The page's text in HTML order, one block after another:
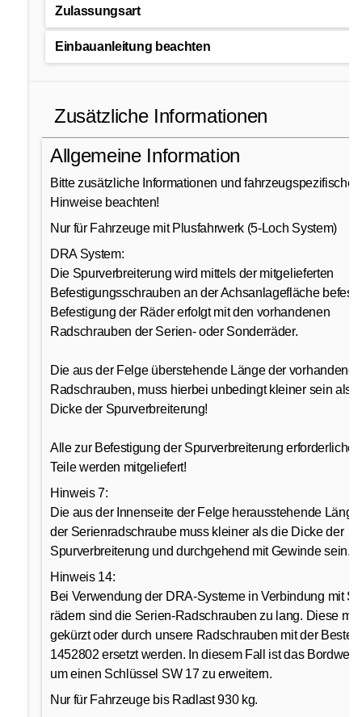
Zulassungsart
Einbauanleitung beachten
Zusätzliche Informationen
Allgemeine Information
Bitte zusätzliche Informationen und fahrzeugspezifische
Hinweise beachten!
Nur für Fahrzeuge mit Plusfahrwerk (5-Loch System)
DRA System:
Die Spurverbreiterung wird mittels der mitgelieferten
Befestigungsschrauben an der Achsanlagefläche
Befestigung der Räder erfolgt mit den vorhandenen
Radschrauben der Serien- oder Sonderräder.
Die aus der Felge überstehende Länge der vorhandenen
Radschrauben, muss hierbei unbedingt kleiner sein als
Dicke der Spurverbreiterung!
Alle zur Befestigung der Spurverbreiterung erforderlichen
Teile werden mitgeliefert!
Hinweis 7:
Die aus der Innenseite der Felge herausstehende Länge
der Serienradschraube muss kleiner als die Dicke der
Spurverbreiterung und durchgehend mit Gewinde sein.
Hinweis 14:
Bei Verwendung der DRA-Systeme in Verbindung mit
rädern sind die Serien-Radschrauben zu lang. Diese
gekürzt oder durch unsere Radschrauben mit der
1452802 ersetzt werden. In diesem Fall ist das
um einen Schlüssel SW 17 zu erweitern.
Nur für Fahrzeuge bis Radlast 930 kg.